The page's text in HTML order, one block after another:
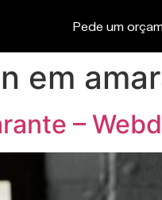
Pede um
em
–